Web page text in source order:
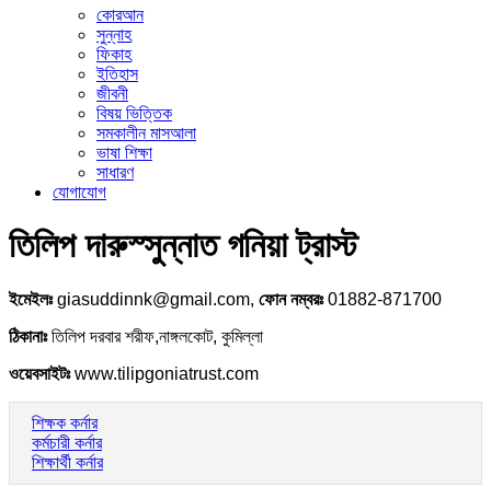
কোরআন
সুন্নাহ
ফিকাহ
ইতিহাস
জীবনী
বিষয় ভিত্তিক
সমকালীন মাসআলা
ভাষা শিক্ষা
সাধারণ
যোগাযোগ
তিলিপ দারুস্সুন্নাত গনিয়া ট্রাস্ট
ইমেইলঃgiasuddinnk@gmail.com, ফোন নম্বরঃ01882-871700
ঠিকানাঃতিলিপ দরবার শরীফ,নাঙ্গলকোট, কুমিল্লা
ওয়েবসাইটঃwww.tilipgoniatrust.com
শিক্ষক কর্নার
কর্মচারী কর্নার
শিক্ষার্থী কর্নার